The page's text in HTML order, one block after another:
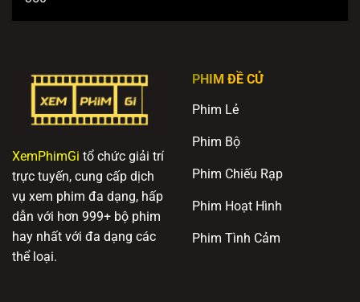
XemPhimGi tổ chức giải trí
trực tuyến, cung cấp dịch
vụ xem phim đa dạng, hấp
dẫn với hơn 999+ bộ phim
hay nhất với đa dạng các
thể loại.
PHIM ĐỀ CỬ
Phim Lẻ
Phim Bộ
Phim Chiếu Rạp
Phim Hoạt Hình
Phim Tình Cảm